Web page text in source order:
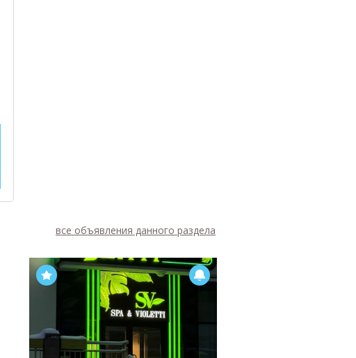
все объявления данного раздела